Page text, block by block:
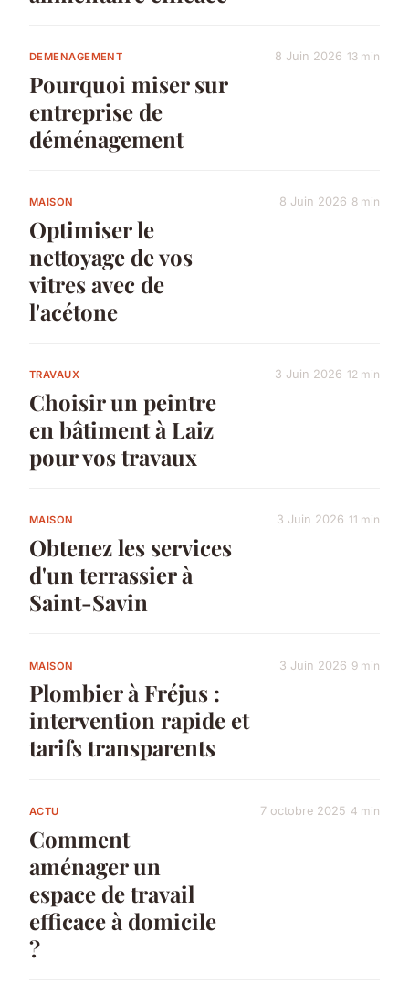
DEMENAGEMENT
Pourquoi miser sur
entreprise de
déménagement
8 Juin 2026 13 min
MAISON
Optimiser le
nettoyage de vos
vitres avec de
l'acétone
8 Juin 2026 8 min
TRAVAUX
Choisir un peintre
en bâtiment à Laiz
pour vos travaux
3 Juin 2026 12 min
MAISON
Obtenez les services
d'un terrassier à
Saint-Savin
3 Juin 2026 11 min
MAISON
Plombier à Fréjus :
intervention rapide et
tarifs transparents
3 Juin 2026 9 min
ACTU
Comment
aménager un
espace de travail
efficace à domicile
?
7 octobre 2025 4 min